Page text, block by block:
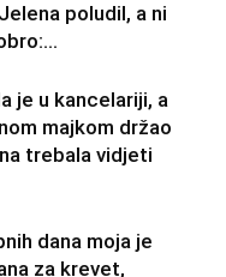
poludil, a ni
je u kancelariji, a
majkom držao
trebala vidjeti
dana moja je
za krevet,